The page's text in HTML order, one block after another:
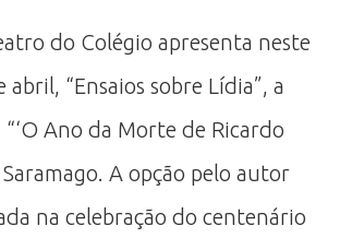
do Colégio apresenta neste
“Ensaios sobre Lídia”, a
Ano da Morte de Ricardo
Saramago. A opção pelo autor
na celebração do centenário